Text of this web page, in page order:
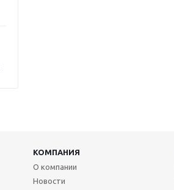
КОМПАНИЯ
О компании
Новости